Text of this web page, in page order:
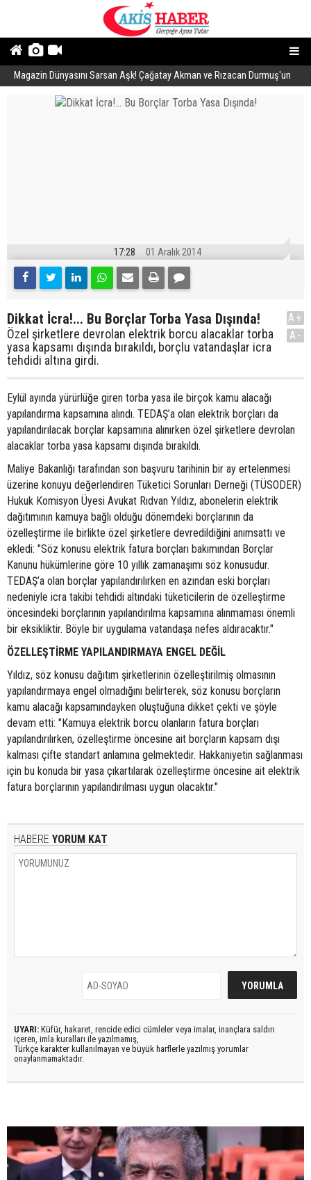
Magazin Dünyasını Sarsan Aşk! Çağatay Akman ve Rızacan Durmuş'un
Gizli İlişkisi Ortaya Çıktı
17:28 01 Aralık 2014
Dikkat İcra!... Bu Borçlar Torba Yasa Dışında!
Özel şirketlere devrolan elektrik borcu alacaklar torba
yasa kapsamı dışında bırakıldı, borçlu vatandaşlar icra
tehdidi altına girdi.
A+
A-
Eylül ayında yürürlüğe giren torba yasa ile birçok kamu alacağı
yapılandırma kapsamına alındı. TEDAŞ’a olan elektrik borçları da
yapılandırılacak borçlar kapsamına alınırken özel şirketlere devrolan
alacaklar torba yasa kapsamı dışında bırakıldı.
Maliye Bakanlığı tarafından son başvuru tarihinin bir ay ertelenmesi
üzerine konuyu değerlendiren Tüketici Sorunları Derneği (TÜSODER)
Hukuk Komisyon Üyesi Avukat Rıdvan Yıldız, abonelerin elektrik
dağıtımının kamuya bağlı olduğu dönemdeki borçlarının da
özelleştirme ile birlikte özel şirketlere devredildiğini anımsattı ve
ekledi: "Söz konusu elektrik fatura borçları bakımından Borçlar
Kanunu hükümlerine göre 10 yıllık zamanaşımı söz konusudur.
TEDAŞ’a olan borçlar yapılandırılırken en azından eski borçları
nedeniyle icra takibi tehdidi altındaki tüketicilerin de özelleştirme
öncesindeki borçlarının yapılandırılma kapsamına alınmaması önemli
bir eksikliktir. Böyle bir uygulama vatandaşa nefes aldıracaktır."
ÖZELLEŞTİRME YAPILANDIRMAYA ENGEL DEĞİL
Yıldız, söz konusu dağıtım şirketlerinin özelleştirilmiş olmasının
yapılandırmaya engel olmadığını belirterek, söz konusu borçların
kamu alacağı kapsamındayken oluştuğuna dikket çekti ve şöyle
devam etti: "Kamuya elektrik borcu olanların fatura borçları
yapılandırılırken, özelleştirme öncesine ait borçların kapsam dışı
kalması çifte standart anlamına gelmektedir. Hakkaniyetin sağlanması
için bu konuda bir yasa çıkartılarak özelleştirme öncesine ait elektrik
fatura borçlarının yapılandırılması uygun olacaktır."
HABERE YORUM KAT
UYARI: Küfür, hakaret, rencide edici cümleler veya imalar, inançlara saldırı
içeren, imla kuralları ile yazılmamış,
Türkçe karakter kullanılmayan ve büyük harflerle yazılmış yorumlar
onaylanmamaktadır.